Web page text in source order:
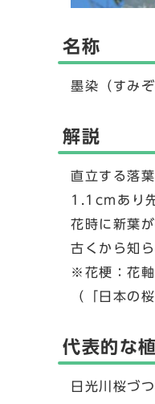
名称
墨染（すみぞ
解説
直立する落
1.1cmあり
花時に新葉
古くから知
※花梗：花軸
（「日本の
代表的な
日光川桜づ